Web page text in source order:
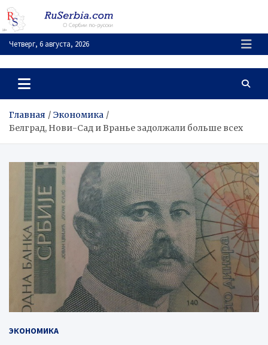
Перейти
содержимому
Четверг, 6 августа, 2026
RuSerbia.com
О Сербии – по-русски
Главная
Экономика
Белград, Нови-Сад и Вранье задолжали больше всех
ЭКОНОМИКА